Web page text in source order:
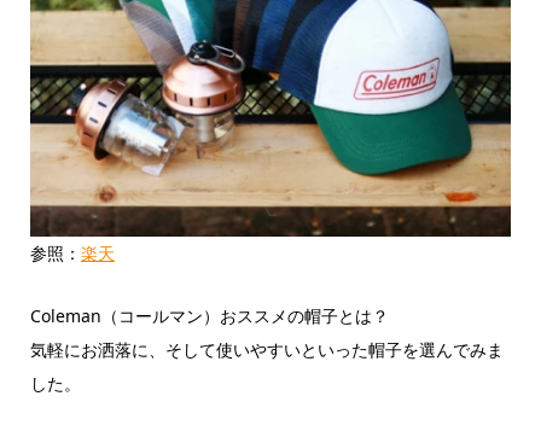
参照： 楽天
Coleman（コールマン）おススメの帽子とは？
気軽にお洒落に、そして使いやすいといった帽子を選んでみま
した。